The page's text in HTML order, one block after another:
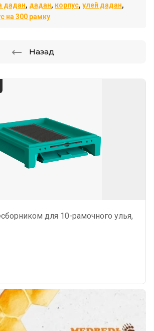
для 10-рамочного улья,
дадан, дадан, корпус, улей дадан,
на 300 рамку
Назад